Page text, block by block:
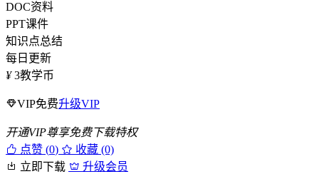
DOC资料
PPT课件
知识点总结
每日更新
¥ 3教学币
VIP免费升级VIP
开通VIP尊享免费下载特权
点赞 (0)
收藏 (0)
立即下载
升级会员